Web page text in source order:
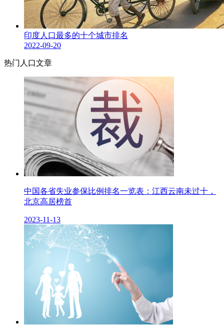
印度人口最多的十个城市排名
2022-09-20
热门人口文章
中国各省失业参保比例排名一览表：江西云南未过十，
北京高居榜首
2023-11-13